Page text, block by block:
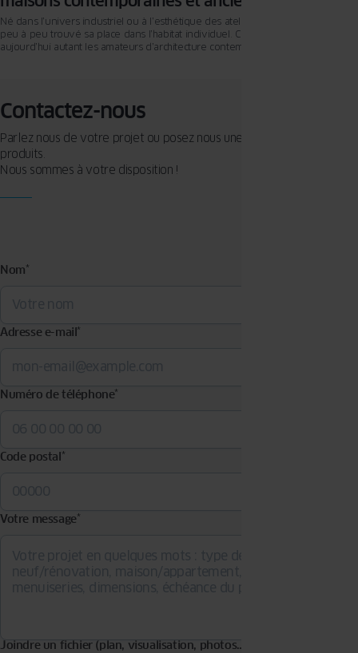
Né dans l’univers industriel ou à l’esthétique des ateliers, le gris anthracite a
peu à peu trouvé sa place dans l’habitat individuel. Cette teinte séduit
aujourd’hui autant les amateurs d’architecture contemporaine que les
guide vous aide à faire un choix éclairé selon votre maison, vos menuiseries
Contactez-nous
Parlez nous de votre projet ou posez nous une question sur nos
produits.
Nous sommes à votre disposition !
Nom*
Adresse e-mail*
Numéro de téléphone*
Code postal*
Votre message*
Joindre un fichier (plan, visualisation, photos…). Formats acceptés :